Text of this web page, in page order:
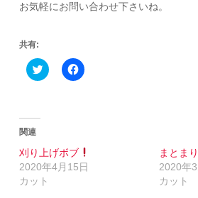
お気軽にお問い合わせ下さいね。
共有:
Click
to
ィ
ン
ド
ウ
Facebook
で
リ
ッ
ク
関連
刈り上げボブ
2020年4月15日
カット
まとま
2020年
カット